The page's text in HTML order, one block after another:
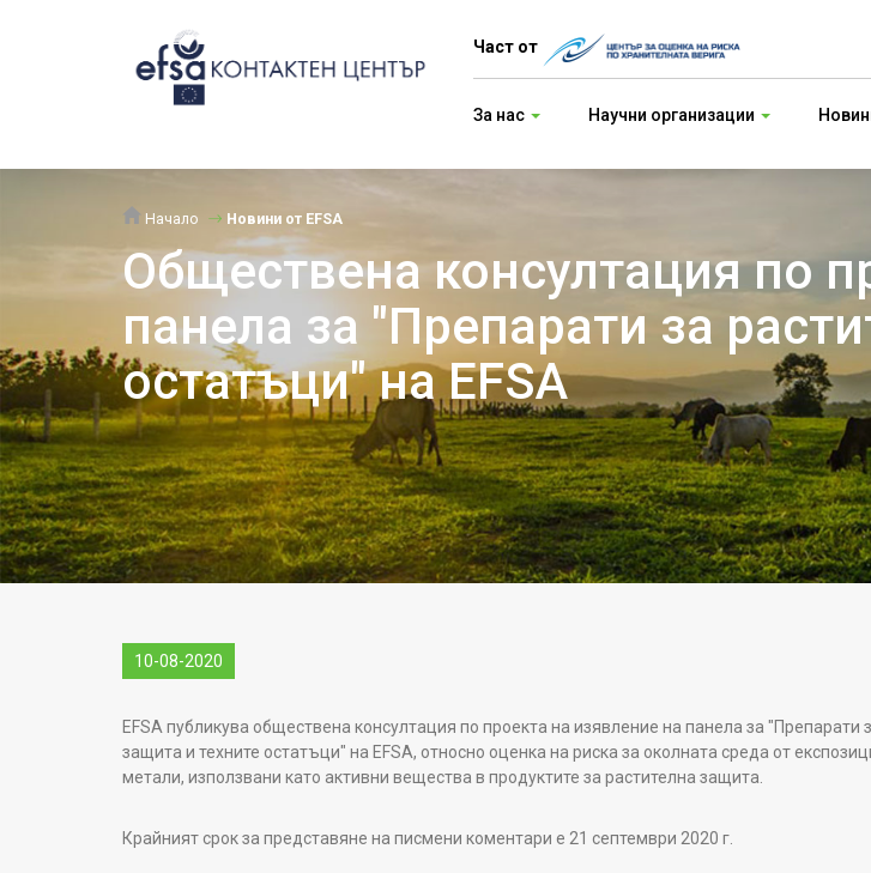
Част от
За нас Научни организации
Начало Новини от EFSA
Обществена консултация по
панела за "Препарати за
остатъци" на EFSA
10-08-2020
EFSA публикува обществена консултация по проекта на изявление на панела за "Препарати
защита и техните остатъци" на EFSA, относно оценка на риска за околната среда от
метали, използвани като активни вещества в продуктите за растителна защита.
Крайният срок за представяне на писмени коментари е 21 септември 2020 г.